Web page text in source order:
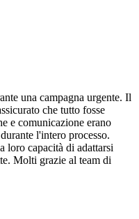
una campagna urgente. Il
che tutto fosse
e comunicazione erano
l'intero processo.
loro capacità di adattarsi
Molti grazie al team di